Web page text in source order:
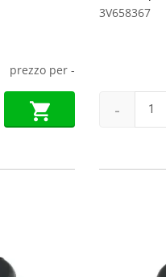
prezzo per -
3V658367
-